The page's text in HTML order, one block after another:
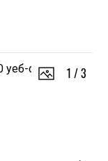
1 /3